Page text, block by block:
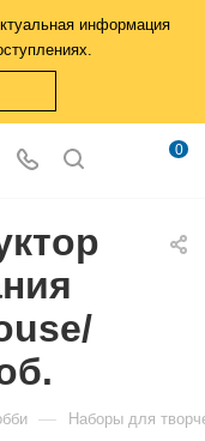
информация
0
— Наборы для